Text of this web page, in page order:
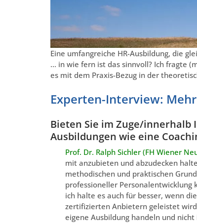
Eine umfangreiche HR-Ausbildung, die
… in wie fern ist das sinnvoll? Ich fragte
es mit dem Praxis-Bezug in der
Experten-Interview:
Bieten Sie im Zuge/innerhalb
Ausbildungen wie eine
Prof. Dr. Ralph Sichler (FH Wiener
mit anzubieten und abzudecken
methodischen und praktischen
professioneller Personalentwicklung
ich halte es auch für besser, wenn
zertifizierten Anbietern geleistet
eigene Ausbildung handeln und